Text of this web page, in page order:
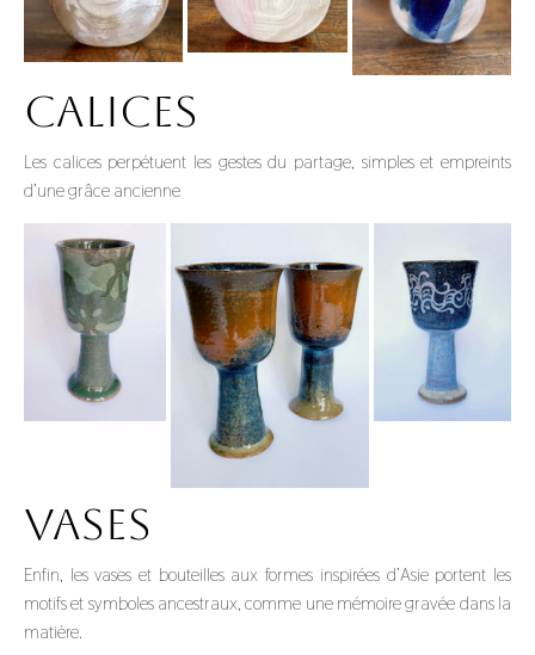
Calices
Les calices perpétuent les gestes du partage, simples et empreints
d’une grâce ancienne
VASES
Enfin, les vases et bouteilles aux formes inspirées d’Asie portent les
motifs et symboles ancestraux, comme une mémoire gravée dans la
matière.